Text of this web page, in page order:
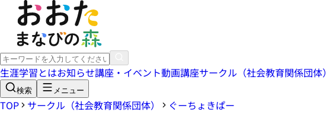
生涯学習とはお知らせ講座・イベント動画講座サークル（社会教育関係団体）
検索 メニュー
TOP サークル（社会教育関係団体） ぐーちょきぱー